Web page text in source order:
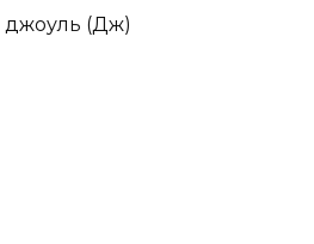
джоуль (Дж)